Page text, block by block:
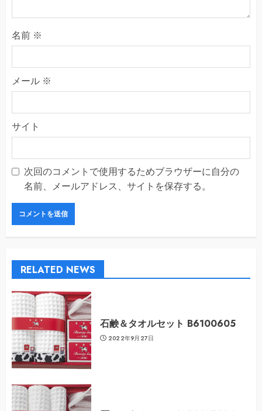
名前 ※
メール ※
サイト
次回のコメントで使用するためブラウザーに自分の
名前、メールアドレス、サイトを保存する。
RELATED NEWS
石鹸＆タオルセット B6100605
2022年9月27日